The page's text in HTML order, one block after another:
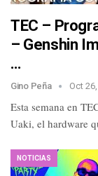
TEC –
– Genshin
…
Gino Peña Oct
Esta semana en
Uaki, el hardware
NOTICIAS